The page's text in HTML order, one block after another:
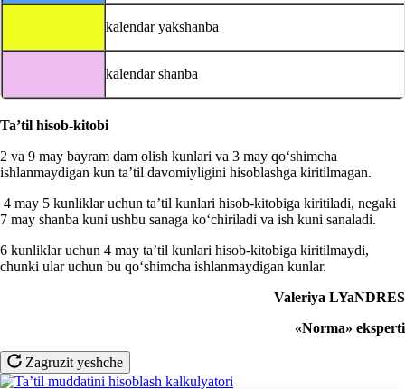
kalendar yakshanba
kalendar shanba
Ta’til hisob-kitobi
2 va 9 may bayram dam olish kunlari va 3 may qoʻshimcha
ishlanmaydigan kun ta’til davomiyligini hisoblashga kiritilmagan.
4 may 5 kunliklar uchun ta’til kunlari hisob-kitobiga kiritiladi, negaki
7 may shanba kuni ushbu sanaga koʻchiriladi va ish kuni sanaladi.
6 kunliklar uchun 4 may ta’til kunlari hisob-kitobiga kiritilmaydi,
chunki ular uchun bu qoʻshimcha ishlanmaydigan kunlar.
Valeriya LYaNDRES
«Norma» eksperti
Zagruzit yeshche